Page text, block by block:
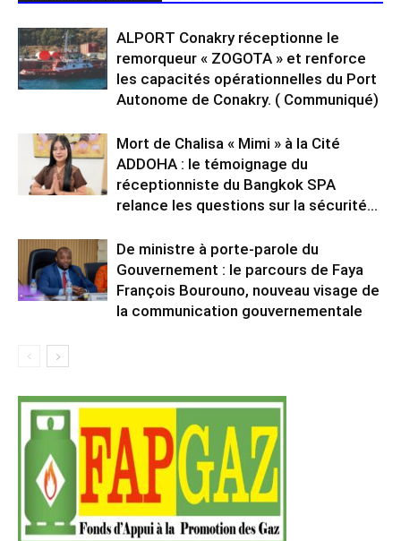
ALPORT Conakry réceptionne le
remorqueur « ZOGOTA » et renforce
les capacités opérationnelles du Port
Autonome de Conakry. ( Communiqué)
Mort de Chalisa « Mimi » à la Cité
ADDOHA : le témoignage du
réceptionniste du Bangkok SPA
relance les questions sur la sécurité...
De ministre à porte-parole du
Gouvernement : le parcours de Faya
François Bourouno, nouveau visage de
la communication gouvernementale